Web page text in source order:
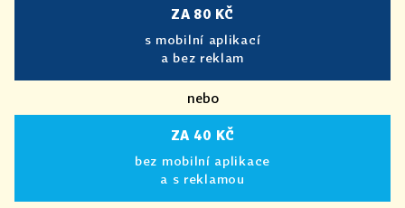
ZA 80 KČ
s mobilní aplikací
a bez reklam
nebo
ZA 40 KČ
bez mobilní aplikace
a s reklamou